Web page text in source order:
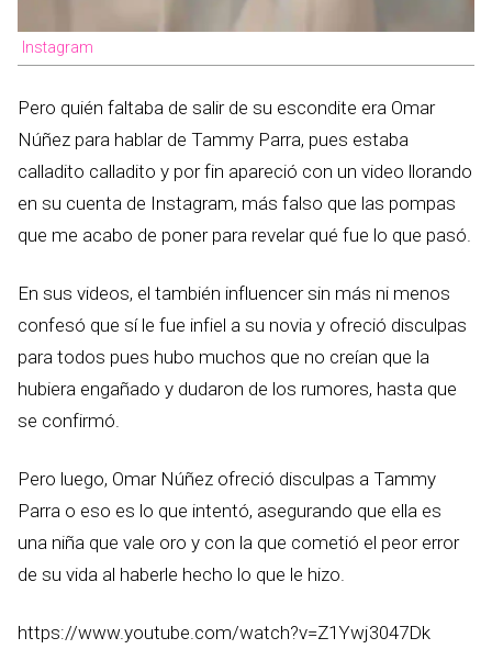
Instagram
Pero quién faltaba de salir de su escondite era Omar
Núñez para hablar de Tammy Parra, pues estaba
calladito calladito y por fin apareció con un video llorando
en su cuenta de Instagram, más falso que las pompas
que me acabo de poner para revelar qué fue lo que pasó.
En sus videos, el también influencer sin más ni menos
confesó que sí le fue infiel a su novia y ofreció disculpas
para todos pues hubo muchos que no creían que la
hubiera engañado y dudaron de los rumores, hasta que
se confirmó.
Pero luego, Omar Núñez ofreció disculpas a Tammy
Parra o eso es lo que intentó, asegurando que ella es
una niña que vale oro y con la que cometió el peor error
de su vida al haberle hecho lo que le hizo.
https://www.youtube.com/watch?v=Z1Ywj3047Dk